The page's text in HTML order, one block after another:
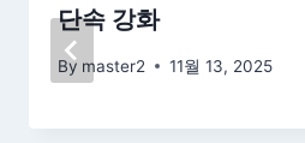
단속 강화
By master2 11월 13, 2025